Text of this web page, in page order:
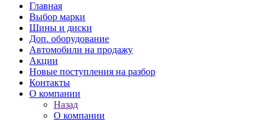
Главная
Выбор марки
Шины и диски
Доп. оборудование
Автомобили на продажу
Акции
Новые поступления на разбор
Контакты
О компании
Назад
О компании